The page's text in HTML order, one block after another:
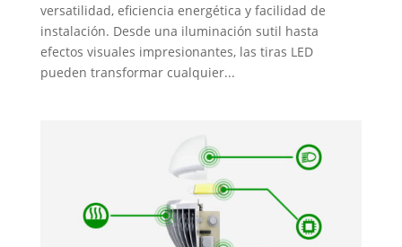
versatilidad, eficiencia energética y facilidad de
instalación. Desde una iluminación sutil hasta
efectos visuales impresionantes, las tiras LED
pueden transformar cualquier...